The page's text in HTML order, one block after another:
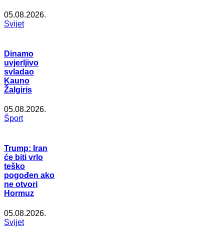
05.08.2026.
Svijet
Dinamo
uvjerljivo
svladao
Kauno
Žalgiris
05.08.2026.
Šport
Trump: Iran
će biti vrlo
teško
pogođen ako
ne otvori
Hormuz
05.08.2026.
Svijet